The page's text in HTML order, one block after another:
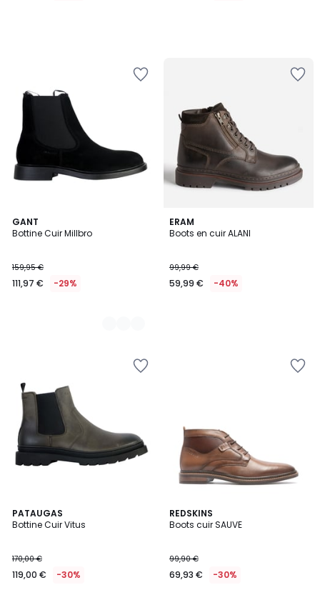
GANT
Bottine Cuir Millbro
159,95 €
111,97 € -29%
2
Couleurs
ERAM
Boots en cuir ALANI
99,99 €
59,99 € -40%
PATAUGAS
Bottine Cuir Vitus
170,00 €
119,00 € -30%
REDSKINS
Boots cuir SAUVE
99,90 €
69,93 € -30%